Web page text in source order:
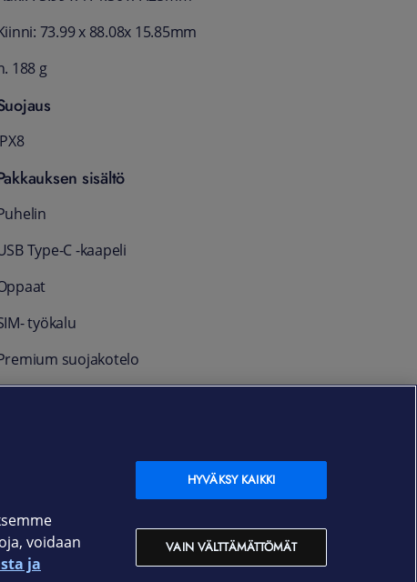
73.99 x 88.08x 15.85mm
188 g
sisältö
Type-C -kaapeli
työkalu
suojakotelo
voidaan
ja
VAIN VÄLTTÄMÄTTÖMÄT
HYVÄKSY KAIKKI